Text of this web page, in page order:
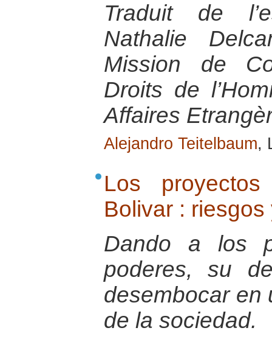
Traduit de
Nathalie
Mission de
Droits de
Affaires
Alejandro Teitelbaum,
Los
Bolivar :
Dando a los
poderes, su
desembocar en
de la sociedad.